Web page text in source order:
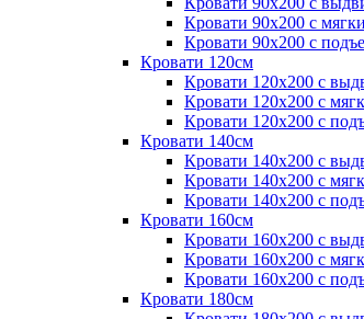
Кровати 90х200 с
Кровати 90х200 с
Кровати 120см
Кровати 120х200 с
Кровати 120х200 с
Кровати 120х200 с
Кровати 140см
Кровати 140х200 с
Кровати 140х200 с
Кровати 140х200 с
Кровати 160см
Кровати 160х200 с
Кровати 160х200 с
Кровати 160х200 с
Кровати 180см